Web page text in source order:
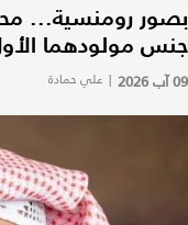
بصور رومنسية...
جنس مولودهما
09 آب 2026 | علي حمادة